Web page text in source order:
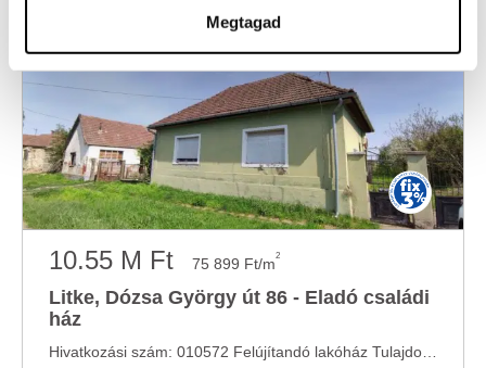
Sütinyilatkozathoz való hozzájárulását.
szabásához, közösségi funkciók biztosításához,
valamint weboldalforgalmunk elemzéséhez. Ezenkívül
közösségi média-, hirdető- és elemező partnereinkkel
megosztjuk az Ön weboldalhasználatra vonatkozó
adatait, akik kombinálhatják az adatokat más olyan
adatokkal, amelyeket Ön adott meg számukra vagy az
Megtagad
10.55 M Ft 75 899 Ft/m2
Litke, Dózsa György út 86 - Eladó családi
ház